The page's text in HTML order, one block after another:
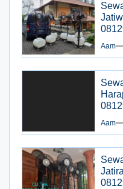
Aam
Aam